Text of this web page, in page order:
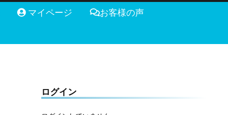
マイページ お客様の声
ログイン